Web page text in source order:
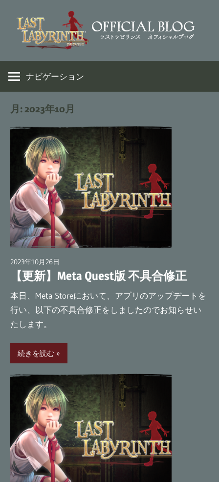
ツ
ス
Last
Labyrinth
Official
Weblog
出
ド
ベ
ゲ
ー
ム
『Last
公
式
ブ
ロ
グ
ナビゲーション
月: 2023年10月
2023年10月26日
【更新】Meta Quest版 不具合修正
本日、Meta Storeにおいて、アプリのアップデートを
行い、以下の不具合修正をしましたのでお知らせい
たします。
続きを読む